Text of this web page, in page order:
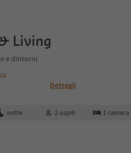
Living
e dintorni
Dettagli
notte 2 ospiti 1 camera